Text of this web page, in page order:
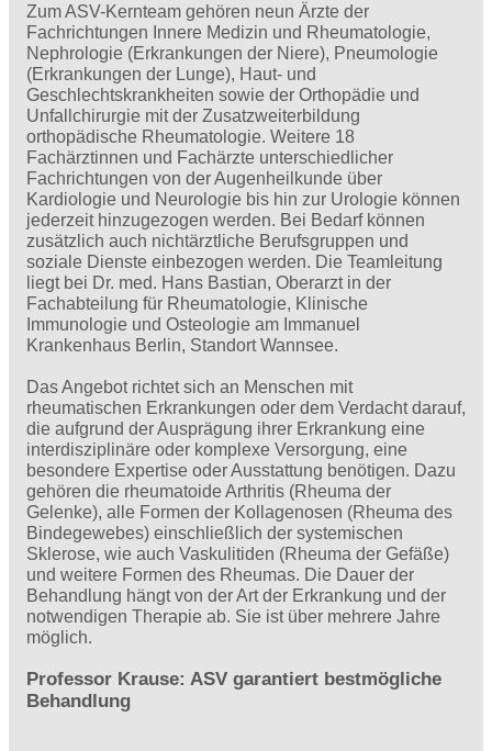
Zum ASV-Kernteam gehören neun Ärzte der
Fachrichtungen Innere Medizin und Rheumatologie,
Nephrologie (Erkrankungen der Niere), Pneumologie
(Erkrankungen der Lunge), Haut- und
Geschlechtskrankheiten sowie der Orthopädie und
Unfallchirurgie mit der Zusatzweiterbildung
orthopädische Rheumatologie. Weitere 18
Fachärztinnen und Fachärzte unterschiedlicher
Fachrichtungen von der Augenheilkunde über
Kardiologie und Neurologie bis hin zur Urologie können
jederzeit hinzugezogen werden. Bei Bedarf können
zusätzlich auch nichtärztliche Berufsgruppen und
soziale Dienste einbezogen werden. Die Teamleitung
liegt bei Dr. med. Hans Bastian, Oberarzt in der
Fachabteilung für Rheumatologie, Klinische
Immunologie und Osteologie am Immanuel
Krankenhaus Berlin, Standort Wannsee.
Das Angebot richtet sich an Menschen mit
rheumatischen Erkrankungen oder dem Verdacht darauf,
die aufgrund der Ausprägung ihrer Erkrankung eine
interdisziplinäre oder komplexe Versorgung, eine
besondere Expertise oder Ausstattung benötigen. Dazu
gehören die rheumatoide Arthritis (Rheuma der
Gelenke), alle Formen der Kollagenosen (Rheuma des
Bindegewebes) einschließlich der systemischen
Sklerose, wie auch Vaskulitiden (Rheuma der Gefäße)
und weitere Formen des Rheumas. Die Dauer der
Behandlung hängt von der Art der Erkrankung und der
notwendigen Therapie ab. Sie ist über mehrere Jahre
möglich.
Professor Krause: ASV garantiert bestmögliche
Behandlung